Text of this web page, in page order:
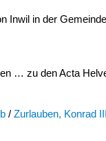
Inwil in der
… zu den Acta
/ Zurlauben, Konrad